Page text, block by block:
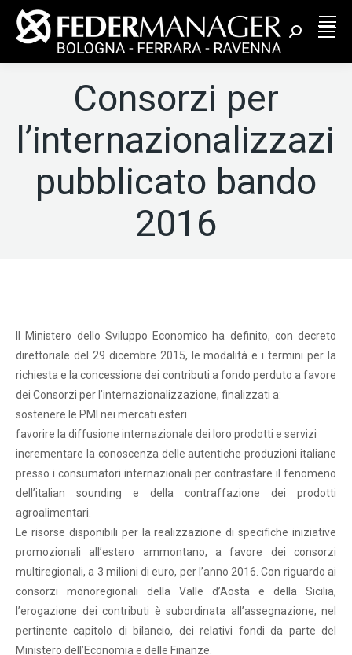
Cerca:
Consorzi per
pubblicato bando
2016
Il Ministero dello Sviluppo Economico ha definito, con decreto
direttoriale del 29 dicembre 2015, le modalità e i termini per la
richiesta e la concessione dei contributi a fondo perduto a favore
dei Consorzi per l’internazionalizzazione, finalizzati a:
sostenere le PMI nei mercati esteri
favorire la diffusione internazionale dei loro prodotti e servizi
incrementare la conoscenza delle autentiche produzioni italiane
presso i consumatori internazionali per contrastare il fenomeno
dell’italian sounding e della contraffazione dei prodotti
agroalimentari.
Le risorse disponibili per la realizzazione di specifiche iniziative
promozionali all’estero ammontano, a favore dei consorzi
multiregionali, a 3 milioni di euro, per l’anno 2016. Con riguardo ai
consorzi monoregionali della Valle d’Aosta e della Sicilia,
l’erogazione dei contributi è subordinata all’assegnazione, nel
pertinente capitolo di bilancio, dei relativi fondi da parte del
Ministero dell’Economia e delle Finanze.